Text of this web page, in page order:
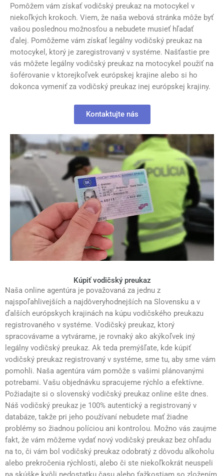
Pomôžem vám získať vodičský preukaz na motocykel v
niekoľkých krokoch. Viem, že naša webová stránka môže byť
vašou poslednou možnosťou a nebudete musieť hľadať
ďalej. Pomôžeme vám získať legálny vodičský preukaz na
motocykel, ktorý je zaregistrovaný v systéme. Našťastie pre
vás môžete legálny vodičský preukaz na motocykel použiť na
šoférovanie v ktorejkoľvek európskej krajine alebo si ho
dokonca vymeniť za vodičský preukaz inej európskej krajiny.
Kontaktujte nás
Kúpiť vodičský preukaz
Naša online agentúra je považovaná za jednu z
najspoľahlivejších a najdôveryhodnejších na Slovensku a v
ďalších európskych krajinách na kúpu vodičského preukazu
registrovaného v systéme. Vodičský preukaz, ktorý
spracovávame a vytvárame, je rovnaký ako akýkoľvek iný
legálny vodičský preukaz. Ak teda premýšľate, kde kúpiť
vodičský preukaz registrovaný v systéme, sme tu, aby sme vám
pomohli. Naša agentúra vám pomôže s vašimi plánovanými
potrebami. Vašu objednávku spracujeme rýchlo a efektívne.
Požiadajte si o slovenský vodičský preukaz online ešte dnes.
Náš vodičský preukaz je 100% autentický a registrovaný v
databáze, takže pri jeho používaní nebudete mať žiadne
problémy so žiadnou políciou ani kontrolou. Možno vás zaujme
fakt, že vám môžeme vydať nový vodičský preukaz bez ohľadu
na to, či vám bol vodičský preukaz odobratý z dôvodu alkoholu
alebo prekročenia rýchlosti, alebo či ste niekoľkokrát neuspeli